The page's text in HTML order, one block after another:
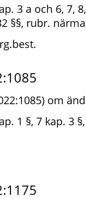
3 a och 6, 7,
§§, rubr.
om
1 §, 7 kap. 3